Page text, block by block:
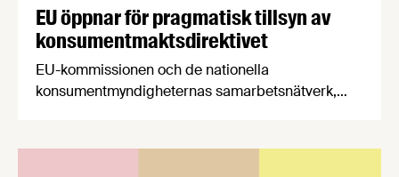
EU öppnar för pragmatisk tillsyn av
konsumentmaktsdirektivet
EU-kommissionen och de nationella
konsumentmyndigheternas samarbetsnätverk,